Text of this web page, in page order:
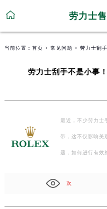
劳力士
当前位置： 首页 > 常见问题 > 劳力士刮
劳力士刮手不是小事
最近，不少劳力士
带，这不仅影响美
题，如何进行有效
次